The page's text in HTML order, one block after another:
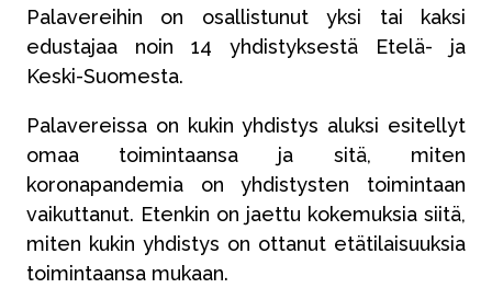
Palavereihin on osallistunut yksi tai kaksi
edustajaa noin 14 yhdistyksestä Etelä- ja
Keski-Suomesta.
Palavereissa on kukin yhdistys aluksi esitellyt
omaa toimintaansa ja sitä, miten
koronapandemia on yhdistysten toimintaan
vaikuttanut. Etenkin on jaettu kokemuksia siitä,
miten kukin yhdistys on ottanut etätilaisuuksia
toimintaansa mukaan.